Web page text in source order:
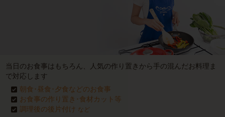
当日のお食事はもちろん、人気の作り置きから手の混んだお料理ま
で対応します
朝食･昼食･夕食などのお食事
お食事の作り置き･食材カット等
調理後の後片付け など